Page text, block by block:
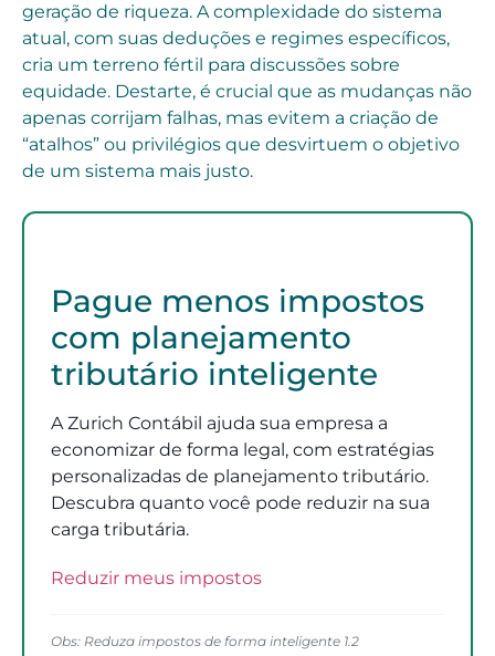
geração de riqueza. A complexidade do sistema
atual, com suas deduções e regimes específicos,
cria um terreno fértil para discussões sobre
equidade. Destarte, é crucial que as mudanças não
apenas corrijam falhas, mas evitem a criação de
“atalhos” ou privilégios que desvirtuem o objetivo
de um sistema mais justo.
Pague menos impostos
com planejamento
tributário inteligente
A Zurich Contábil ajuda sua empresa a
economizar de forma legal, com estratégias
personalizadas de planejamento tributário.
Descubra quanto você pode reduzir na sua
carga tributária.
Reduzir meus impostos
Obs: Reduza impostos de forma inteligente 1.2